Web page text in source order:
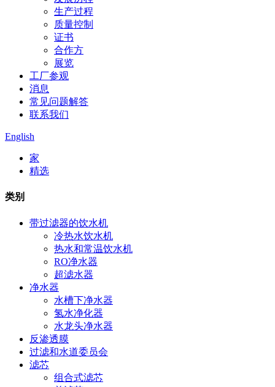
生产过程
质量控制
证书
合作方
展览
工厂参观
消息
常见问题解答
联系我们
English
家
精选
类别
带过滤器的饮水机
冷热水饮水机
热水和常温饮水机
RO净水器
超滤水器
净水器
水槽下净水器
氢水净化器
水龙头净水器
反渗透膜
过滤和水道委员会
滤芯
组合式滤芯